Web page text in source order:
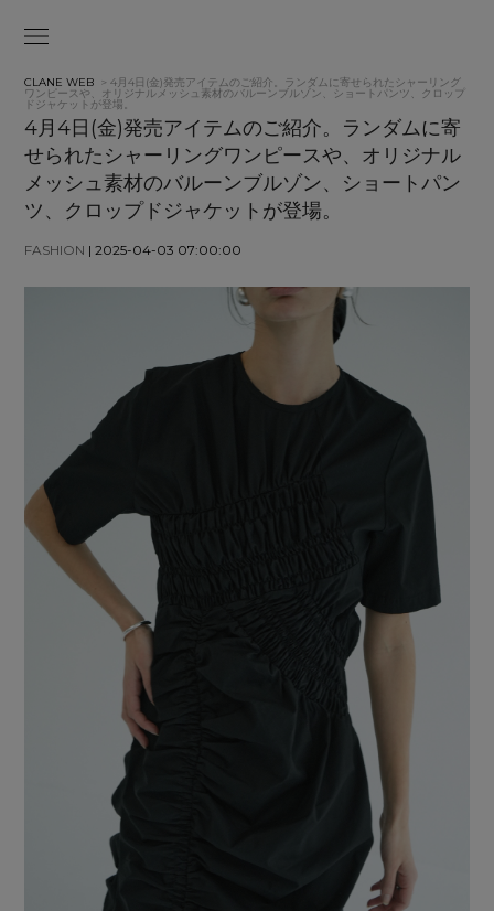
CLANE WEB > 4月4日(金)発売アイテムのご紹介。ランダムに寄せられたシャーリング
ワンピースや、オリジナルメッシュ素材のバルーンブルゾン、ショートパンツ、クロップ
ドジャケットが登場。
4月4日(金)発売アイテムのご紹介。ランダムに寄
せられたシャーリングワンピースや、オリジナル
メッシュ素材のバルーンブルゾン、ショートパン
ツ、クロップドジャケットが登場。
FASHION | 2025-04-03 07:00:00